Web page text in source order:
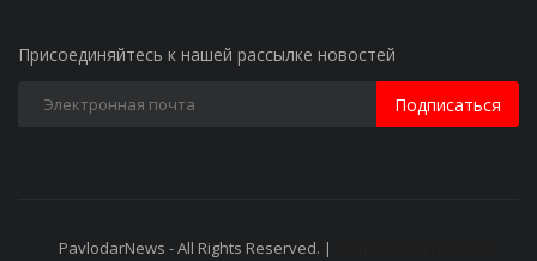
Присоединяйтесь к нашей рассылке новостей
Подписаться
PavlodarNews - All Rights Reserved. |